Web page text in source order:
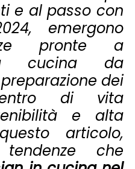
e al passo con
emergono
pronte a
cucina da
dei
di vita
e alta
articolo,
che